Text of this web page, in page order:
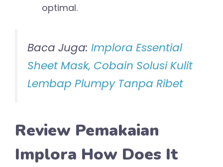
optimal.
Baca Juga: Implora Essential
Sheet Mask, Cobain Solusi Kulit
Lembap Plumpy Tanpa Ribet
Review Pemakaian
Implora How Does It